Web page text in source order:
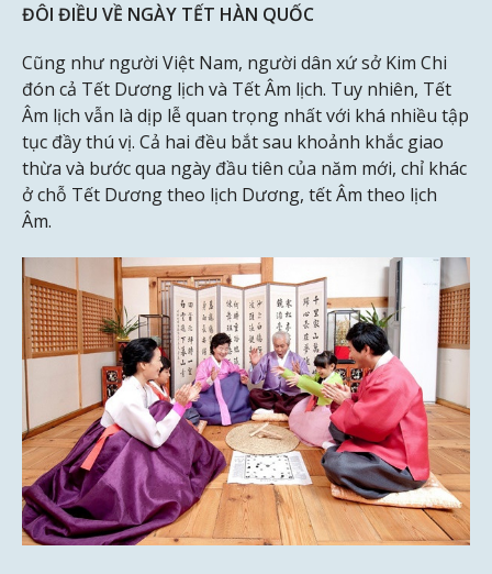
ĐÔI ĐIỀU VỀ NGÀY TẾT HÀN QUỐC
Cũng như người Việt Nam, người dân xứ sở Kim Chi
đón cả Tết Dương lịch và Tết Âm lịch. Tuy nhiên, Tết
Âm lịch vẫn là dịp lễ quan trọng nhất với khá nhiều tập
tục đầy thú vị. Cả hai đều bắt sau khoảnh khắc giao
thừa và bước qua ngày đầu tiên của năm mới, chỉ khác
ở chỗ Tết Dương theo lịch Dương, tết Âm theo lịch
Âm.